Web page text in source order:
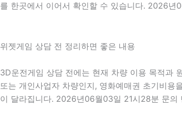
를 한곳에서 이어서 확인할 수 있습니다. 2026년
위젯게임 상담 전 정리하면 좋은 내용
3D운전게임 상담 전에는 현재 차량 이용 목적과
또는 개인사업자 차량인지, 영화예매권 초기비
이 달라집니다. 2026년06월03일 21시28분 문